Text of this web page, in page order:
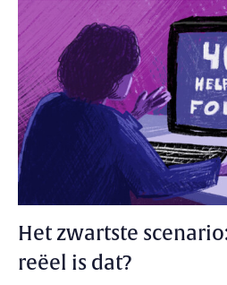
Het zwartste
reëel is dat?